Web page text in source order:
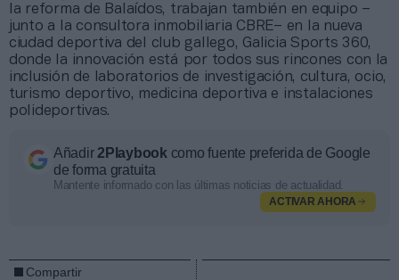
la reforma de Balaídos, trabajan también en equipo –
junto a la consultora inmobiliaria CBRE– en la nueva
ciudad deportiva del club gallego, Galicia Sports 360,
donde la innovación está por todos sus rincones con la
inclusión de laboratorios de investigación, cultura, ocio,
turismo deportivo, medicina deportiva e instalaciones
polideportivas.
Añadir2Playbook como fuente preferida de Google
de forma gratuita
Mantente informado con las últimas noticias de actualidad.
ACTIVAR AHORA
Compartir